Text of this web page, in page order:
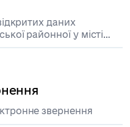
даних
районної у місті
звернення